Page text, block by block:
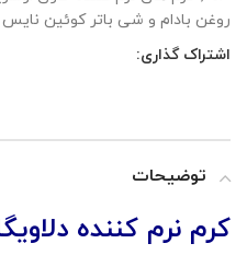
روغن بادام و شی باتر کوئین نایس
اشتراک گذاری:
توضیحات
کرم نرم کننده دلاویگا